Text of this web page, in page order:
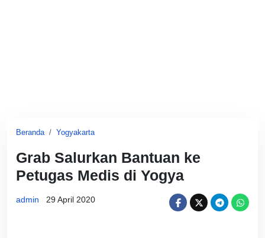
Beranda Yogyakarta
Grab Salurkan Bantuan ke
Petugas Medis di Yogya
admin 29 April 2020